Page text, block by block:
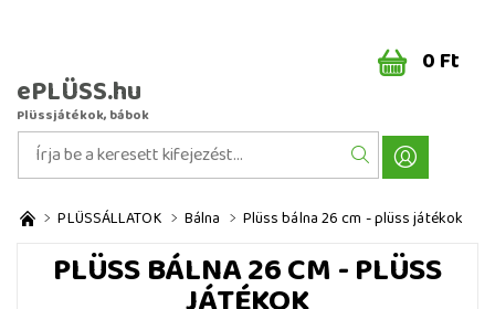
ePLÜSS.hu
Plüssjátékok, bábok
0 Ft
PLÜSSÁLLATOK Bálna Plüss bálna 26 cm - plüss játékok
PLÜSS BÁLNA 26 CM - PLÜSS